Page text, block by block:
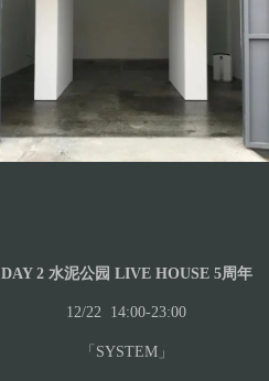
DAY 2 水泥公园 LIVE HOUSE 5周年
12/22 14:00-23:00
「SYSTEM」